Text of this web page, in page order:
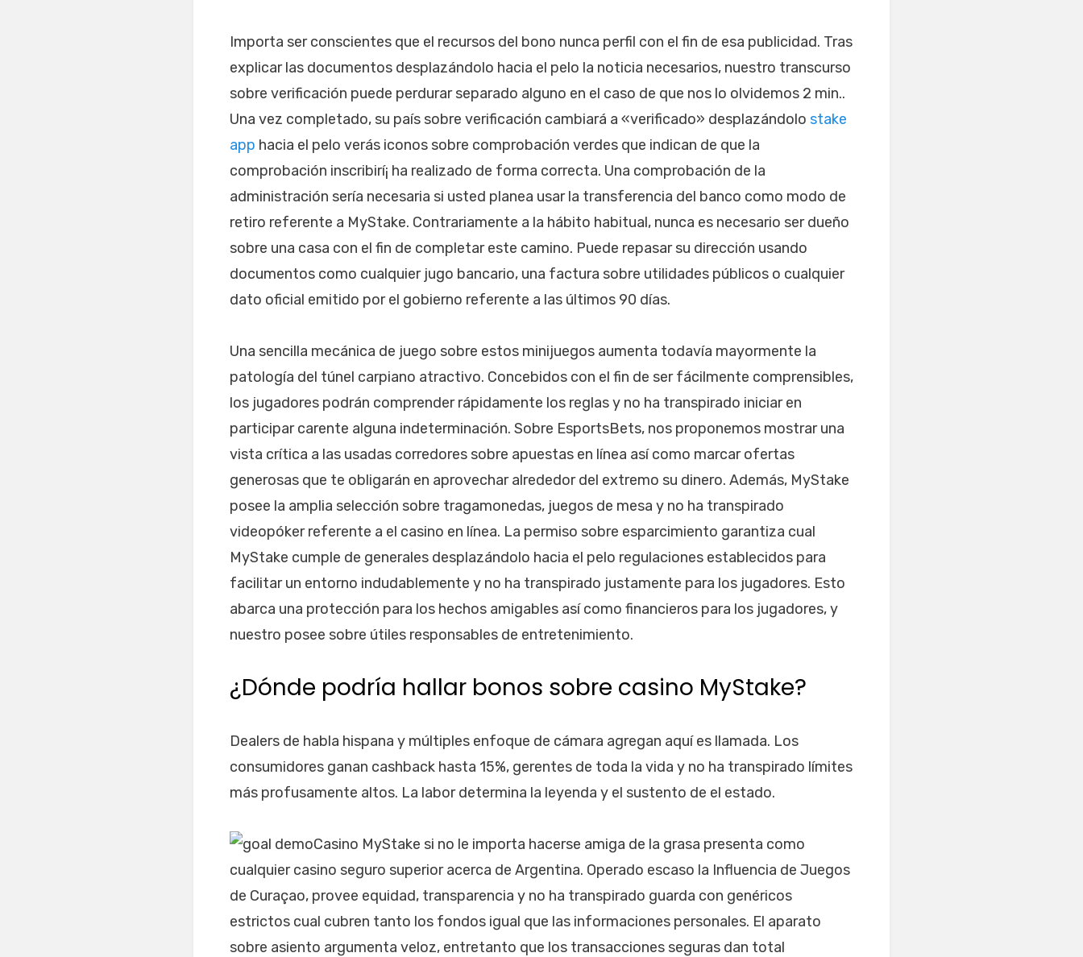
Importa ser conscientes que el recursos del bono nunca perfil con el fin de esa publicidad. Tras
explicar las documentos desplazándolo hacia el pelo la noticia necesarios, nuestro transcurso
sobre verificación puede perdurar separado alguno en el caso de que nos lo olvidemos 2 min..
Una vez completado, su país sobre verificación cambiará a «verificado» desplazándolo stake
app hacia el pelo verás iconos sobre comprobación verdes que indican de que la
comprobación inscribirí¡ ha realizado de forma correcta. Una comprobación de la
administración serí­a necesaria si usted planea usar la transferencia del banco como modo de
retiro referente a MyStake. Contrariamente a la hábito habitual, nunca es necesario ser dueño
sobre una casa con el fin de completar este camino. Puede repasar su dirección usando
documentos como cualquier jugo bancario, una factura sobre utilidades públicos o cualquier
dato oficial emitido por el gobierno referente a las últimos 90 días.
Una sencilla mecánica de juego sobre estos minijuegos aumenta todavía mayormente la
patologí­a del túnel carpiano atractivo. Concebidos con el fin de ser fácilmente comprensibles,
los jugadores podrán comprender rápidamente los reglas y no ha transpirado iniciar en
participar carente alguna indeterminación. Sobre EsportsBets, nos proponemos mostrar una
vista crítica a las usadas corredores sobre apuestas en línea así­ como marcar ofertas
generosas que te obligarán en aprovechar alrededor del extremo su dinero. Además, MyStake
posee la amplia selección sobre tragamonedas, juegos de mesa y no ha transpirado
videopóker referente a el casino en línea. La permiso sobre esparcimiento garantiza cual
MyStake cumple de generales desplazándolo hacia el pelo regulaciones establecidos para
facilitar un entorno indudablemente y no ha transpirado justamente para los jugadores. Esto
abarca una protección para los hechos amigables así­ como financieros para los jugadores, y
nuestro posee sobre útiles responsables de entretenimiento.
¿Dónde podría hallar bonos sobre casino MyStake?
Dealers de habla hispana y múltiples enfoque de cámara agregan aquí­ es llamada. Los
consumidores ganan cashback hasta 15%, gerentes de toda la vida y no ha transpirado límites
más profusamente altos. La labor determina la leyenda y el sustento de el estado.
Casino MyStake si no le importa hacerse amiga de la grasa presenta como
cualquier casino seguro superior acerca de Argentina. Operado escaso la Influencia de Juegos
de Curaçao, provee equidad, transparencia y no ha transpirado guarda con genéricos
estrictos cual cubren tanto los fondos igual que las informaciones personales. El aparato
sobre asiento argumenta veloz, entretanto que los transacciones seguras dan total